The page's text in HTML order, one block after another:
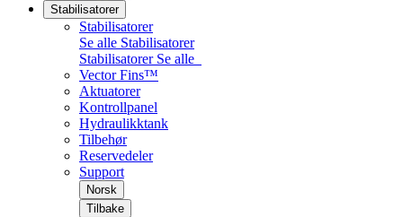
Stabilisatorer
Stabilisatorer
Se alle Stabilisatorer
Stabilisatorer Se alle
Vector Fins™
Aktuatorer
Kontrollpanel
Hydraulikktank
Tilbehør
Reservedeler
Support
Norsk
Tilbake